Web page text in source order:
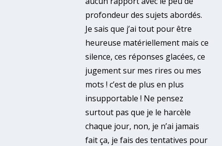
profondeur des sujets abordés.
Je sais que j’ai tout pour être
heureuse matériellement mais ce
silence, ces réponses glacées, ce
jugement sur mes rires ou mes
mots ! c’est de plus en plus
insupportable ! Ne pensez
surtout pas que je le harcèle
chaque jour, non, je n’ai jamais
fait ça, je fais des tentatives pour